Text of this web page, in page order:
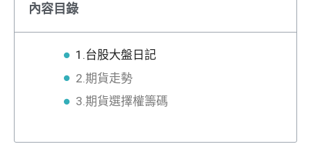
內容目錄
1.台股大盤日記
2.期貨走勢
3.期貨選擇權籌碼